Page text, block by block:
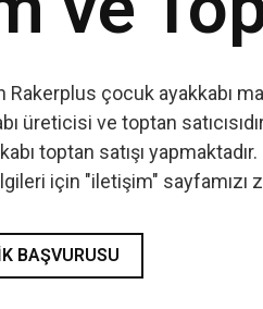
Rakerplus çocuk ayakkabı
ve toptan
toptan satışı yapmaktadır.
için "iletişim" sayfamızı
BAŞVURUSU